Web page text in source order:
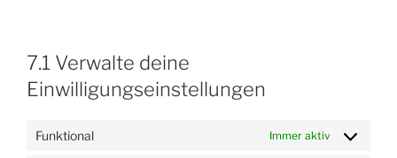
7.1 Verwalte deine
Einwilligungseinstellungen
Funktional Immer aktiv